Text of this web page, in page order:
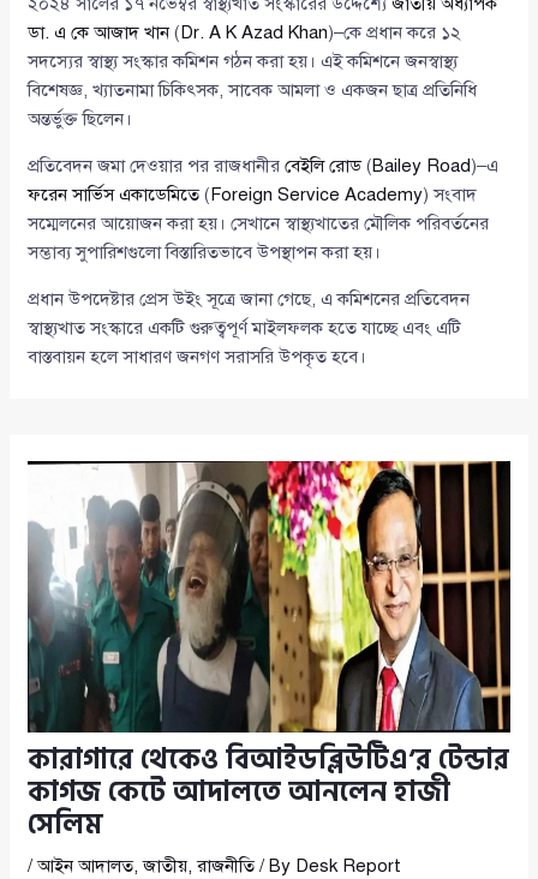
ডা. এ কে আজাদ খান( Dr. A K Azad Khan)–কে প্রধান করে ১২
সদস্যের স্বাস্থ্য সংস্কার কমিশন গঠন করা হয়। এই কমিশনে জনস্বাস্থ্য
বিশেষজ্ঞ, খ্যাতনামা চিকিৎসক, সাবেক আমলা ও একজন ছাত্র প্রতিনিধি
অন্তর্ভুক্ত ছিলেন।
প্রতিবেদন জমা দেওয়ার পর রাজধানীরবেইলি রোড(Bailey Road)–এ
ফরেন সার্ভিস একাডেমিতে( Foreign Service Academy) সংবাদ
সম্মেলনের আয়োজন করা হয়। সেখানে স্বাস্থ্যখাতের মৌলিক পরিবর্তনের
সম্ভাব্য সুপারিশগুলো বিস্তারিতভাবে উপস্থাপন করা হয়।
প্রধান উপদেষ্টার প্রেস উইং সূত্রে জানা গেছে, এ কমিশনের প্রতিবেদন
স্বাস্থ্যখাত সংস্কারে একটি গুরুত্বপূর্ণ মাইলফলক হতে যাচ্ছে এবং এটি
বাস্তবায়ন হলে সাধারণ জনগণ সরাসরি উপকৃত হবে।
কারাগারে থেকেও বিআইডব্লিউটিএ’র টেন্ডার
কাগজ কেটে আদালতে আনলেন হাজী
সেলিম
/আইন আদালত,জাতীয়,রাজনীতি/ By Desk Report